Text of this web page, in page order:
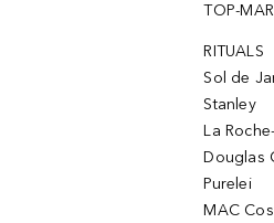
TOP-
RITUALS
Sol de
Stanley
La
Douglas
Purelei
MAC